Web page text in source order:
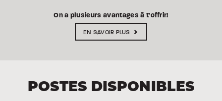
On a plusieursavantages à t'offrir!
EN SAVOIR PLUS
POSTES DISPONIBLES